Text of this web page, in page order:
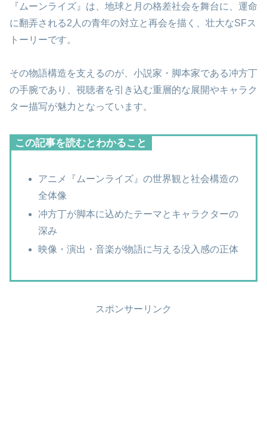
『ムーンライズ』は、地球と月の格差社会を舞台に、運命
に翻弄される2人の青年の対立と再会を描く、壮大なSFス
トーリーです。
その物語構造を支えるのが、小説家・脚本家である冲方丁
の手腕であり、視聴者を引き込む重層的な展開やキャラク
ター描写が魅力となっています。
この記事を読むとわかること
アニメ『ムーンライズ』の世界観と社会構造の
全体像
冲方丁が脚本に込めたテーマとキャラクターの
深み
映像・演出・音楽が物語に与える没入感の正体
スポンサーリンク